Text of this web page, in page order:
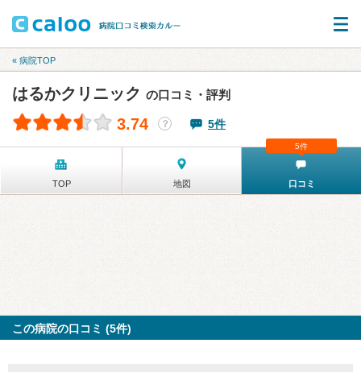
« 病院TOP
はるかクリニック の口コミ・評判
3.74 ？ 5件
TOP 地図 口コミ
5件
この病院の口コミ (5件)